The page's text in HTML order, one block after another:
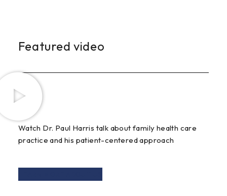
Featured video
Watch Dr. Paul Harris talk about family health care
practice and his patient-centered approach